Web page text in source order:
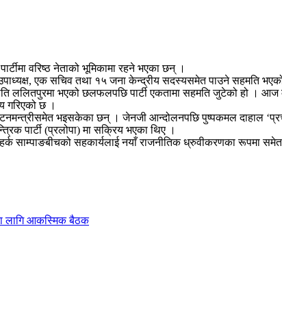
वरिष्ठ नेताको भूमिकामा रहने भएका छन् ।
उपाध्यक्ष, एक सचिव तथा १५ जना केन्द्रीय सदस्यसमेत पाउने सहमति
ललितपुरमा भएको छलफलपछि पार्टी एकतामा सहमति जुटेको हो । आज
गरिएको छ ।
भइसकेका छन् । जेनजी आन्दोलनपछि पुष्पकमल दाहाल
पार्टी (प्रलोपा) मा सक्रिय भएका थिए ।
साम्पाङबीचको सहकार्यलाई नयाँ राजनीतिक ध्रुवीकरणका रूपमा
लागि आकस्मिक बैठक